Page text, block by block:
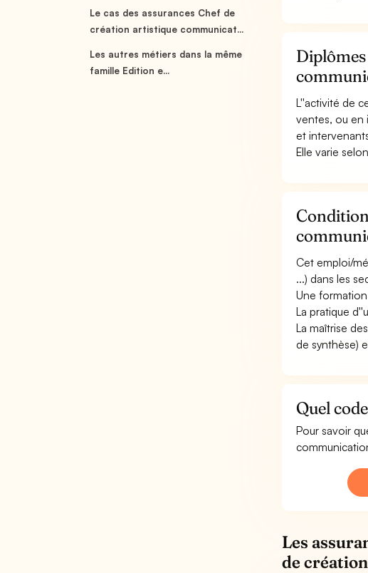
Le cas des assurances Chef de
création artistique communicat...
Les autres métiers dans la même
famille Edition e...
L''activité de
ventes, ou en
et
Elle varie
Cet emploi/
...) dans les
Une
La pratique
La maîtrise
de synthèse)
Quel
Pour savoir
Les
de